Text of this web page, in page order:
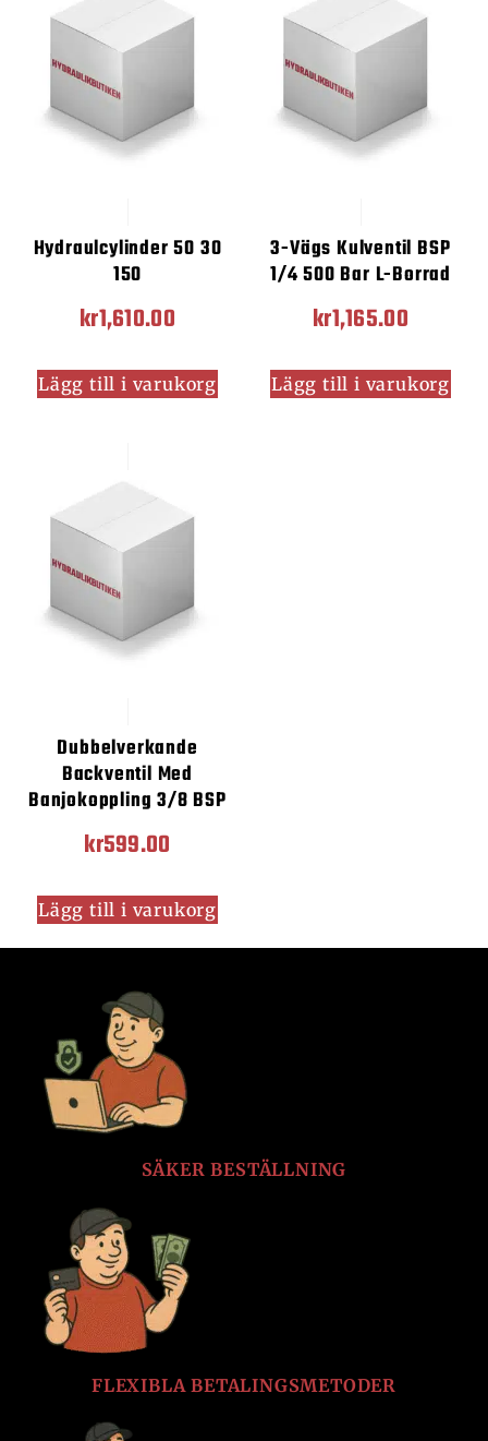
Hydraulcylinder 50 30
150
kr1,610.00
Lägg till i varukorg
3-Vägs Kulventil BSP
1/4 500 Bar L-Borrad
kr1,165.00
Lägg till i varukorg
Dubbelverkande
Backventil Med
Banjokoppling 3/8 BSP
kr599.00
Lägg till i varukorg
SÄKER BESTÄLLNING
FLEXIBLA BETALINGSMETODER